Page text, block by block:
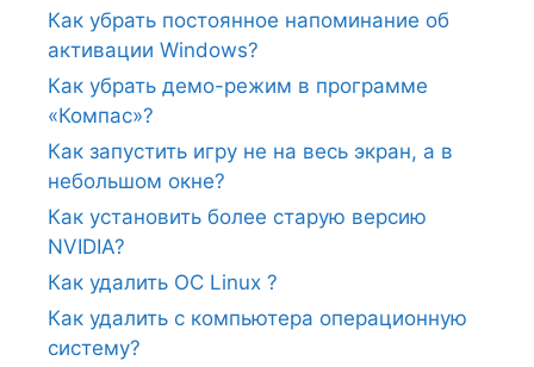
Как убрать постоянное напоминание об
активации Windows?
Как убрать демо-режим в программе
«Компас»?
Как запустить игру не на весь экран, а в
небольшом окне?
Как установить более старую версию
NVIDIA?
Как удалить ОС Linux ?
Как удалить с компьютера операционную
систему?